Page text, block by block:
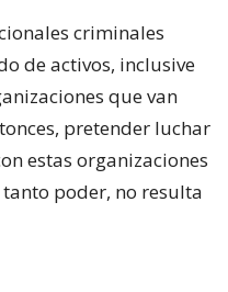
criminales
de activos, inclusive
que van
pretender luchar
estas organizaciones
poder, no resulta